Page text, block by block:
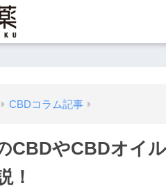
CBDコラム記事
CBDやCBDオイ
！